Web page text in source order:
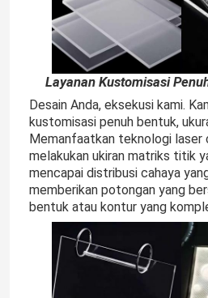
Layanan Kustomisasi
Desain Anda, eksekusi kami.
kustomisasi penuh bentuk,
Memanfaatkan teknologi laser
melakukan ukiran matriks titik
mencapai distribusi cahaya
memberikan potongan yang
bentuk atau kontur yang